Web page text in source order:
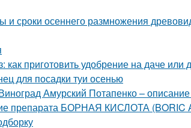
сроки осеннего размножения
как приготовить удобрение на даче или
для посадки туи осенью
Амурский Потапенко –
препарата БОРНАЯ КИСЛОТА (BORIC